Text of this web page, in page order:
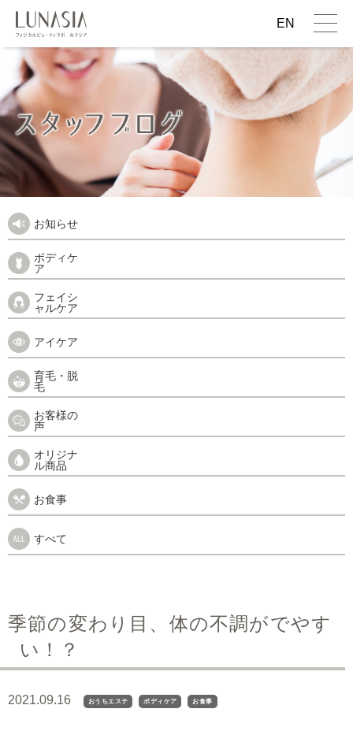
EN
お知らせ
ボディケ
ア
フェイシ
ャルケア
アイケア
育毛・脱
毛
お客様の
声
オリジナ
ル商品
お食事
すべて
季節の変わり目、体の不調がでやす
い！？
2021.09.16 おうちエステ ボディケア お食事